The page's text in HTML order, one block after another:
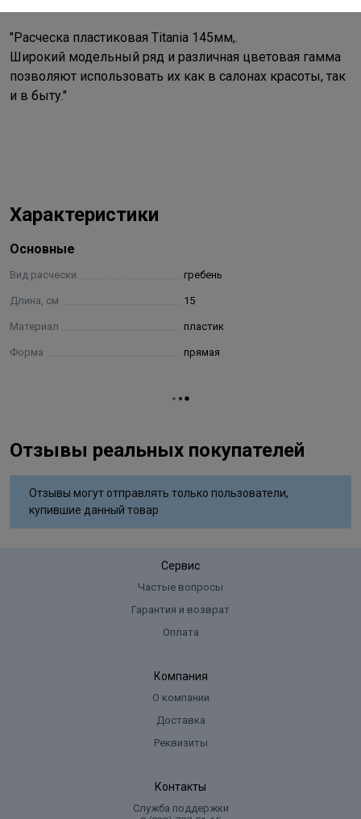
"Расческа пластиковая Titania 145мм,.
Широкий модельный ряд и различная цветовая гамма
позволяют использовать их как в салонах красоты, так
и в быту."
Характеристики
Основные
Вид расчески гребень
Длина, см 15
Материал пластик
Форма прямая
Отзывы реальных покупателей
Отзывы могут отправлять только пользователи,
купившие данный товар
Сервис
Частые вопросы
Гарантия и возврат
Оплата
Компания
О компании
Доставка
Реквизиты
Контакты
Служба поддержки